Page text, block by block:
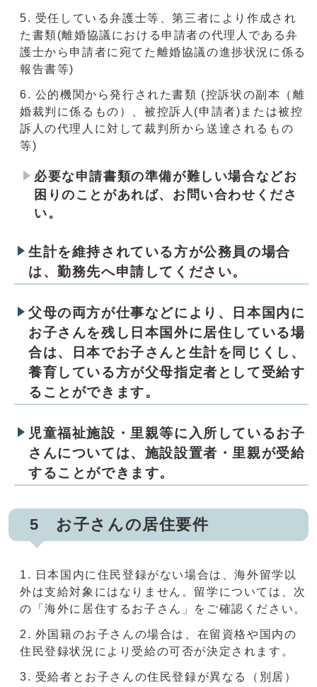
受任している弁護士等、第三者により作成され
た書類(離婚協議における申請者の代理人である弁
護士から申請者に宛てた離婚協議の進捗状況に係る
報告書等)
公的機関から発行された書類 (控訴状の副本（離
婚裁判に係るもの）、被控訴人(申請者)または被控
訴人の代理人に対して裁判所から送達されるもの
等)
必要な申請書類の準備が難しい場合などお
困りのことがあれば、お問い合わせくださ
い。
生計を維持されている方が公務員の場合
は、勤務先へ申請してください。
父母の両方が仕事などにより、日本国内に
お子さんを残し日本国外に居住している場
合は、日本でお子さんと生計を同じくし、
養育している方が父母指定者として受給す
ることができます。
児童福祉施設・里親等に入所しているお子
さんについては、施設設置者・里親が受給
することができます。
5 お子さんの居住要件
日本国内に住民登録がない場合は、海外留学以
外は支給対象にはなりません。留学については、次
の「海外に居住するお子さん」をご確認ください。
外国籍のお子さんの場合は、在留資格や国内の
住民登録状況により受給の可否が決定されます。
受給者とお子さんの住民登録が異なる（別居）